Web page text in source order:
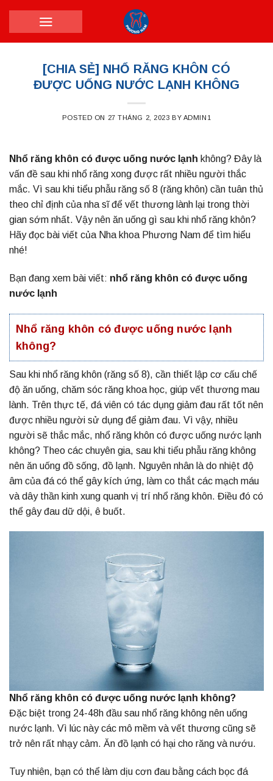
[CHIA SẺ] NHỔ RĂNG KHÔN CÓ
ĐƯỢC UỐNG NƯỚC LẠNH KHÔNG
POSTED ON 27 THÁNG 2, 2023 BY ADMIN1
Nhổ răng khôn có được uống nước lạnh không? Đây là
vấn đề sau khi nhổ răng xong được rất nhiều người thắc
mắc. Vì sau khi tiểu phẫu răng số 8 (răng khôn) cần tuân thủ
theo chỉ định của nha sĩ để vết thương lành lại trong thời
gian sớm nhất. Vậy nên ăn uống gì sau khi nhổ răng khôn?
Hãy đọc bài viết của Nha khoa Phương Nam để tìm hiểu
nhé!
Bạn đang xem bài viết: nhổ răng khôn có được uống
nước lạnh
Nhổ răng khôn có được uống nước lạnh
không?
Sau khi nhổ răng khôn (răng số 8), cần thiết lập cơ cấu chế
độ ăn uống, chăm sóc răng khoa học, giúp vết thương mau
lành. Trên thực tế, đá viên có tác dụng giảm đau rất tốt nên
được nhiều người sử dụng để giảm đau. Vì vậy, nhiều
người sẽ thắc mắc, nhổ răng khôn có được uống nước lạnh
không? Theo các chuyên gia, sau khi tiểu phẫu răng không
nên ăn uống đồ sống, đồ lạnh. Nguyên nhân là do nhiệt độ
âm của đá có thể gây kích ứng, làm co thắt các mạch máu
và dây thần kinh xung quanh vị trí nhổ răng khôn. Điều đó có
thể gây đau dữ dội, ê buốt.
Nhổ răng khôn có được uống nước lạnh không?
Đặc biệt trong 24-48h đầu sau nhổ răng không nên uống
nước lạnh. Vì lúc này các mô mềm và vết thương cũng sẽ
trở nên rất nhạy cảm. Ăn đồ lạnh có hại cho răng và nướu.
Tuy nhiên, bạn có thể làm dịu cơn đau bằng cách bọc đá